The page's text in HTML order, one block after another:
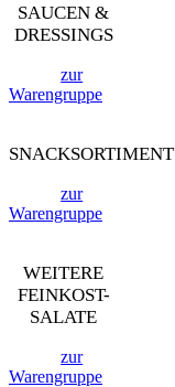
SAUCEN &
DRESSINGS
zur
Warengruppe
SNACKSORTIMENT
zur
Warengruppe
WEITERE
FEINKOST-
SALATE
zur
Warengruppe